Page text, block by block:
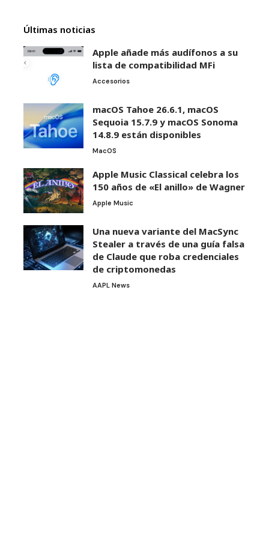
Últimas noticias
Apple añade más audífonos a su
lista de compatibilidad MFi
Accesorios
macOS Tahoe 26.6.1, macOS
Sequoia 15.7.9 y macOS Sonoma
14.8.9 están disponibles
MacOS
Apple Music Classical celebra los
150 años de «El anillo» de Wagner
Apple Music
Una nueva variante del MacSync
Stealer a través de una guía falsa
de Claude que roba credenciales
de criptomonedas
AAPL News